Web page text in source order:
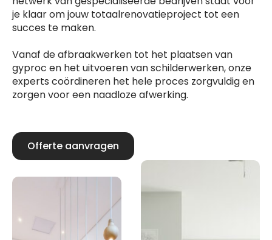
je klaar om jouw totaalrenovatieproject tot een
succes te maken.
Vanaf de afbraakwerken tot het plaatsen van
gyproc en het uitvoeren van schilderwerken, onze
experts coördineren het hele proces zorgvuldig en
zorgen voor een naadloze afwerking.
Offerte aanvragen